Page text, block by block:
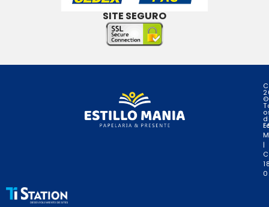
SITE SEGURO
©
|